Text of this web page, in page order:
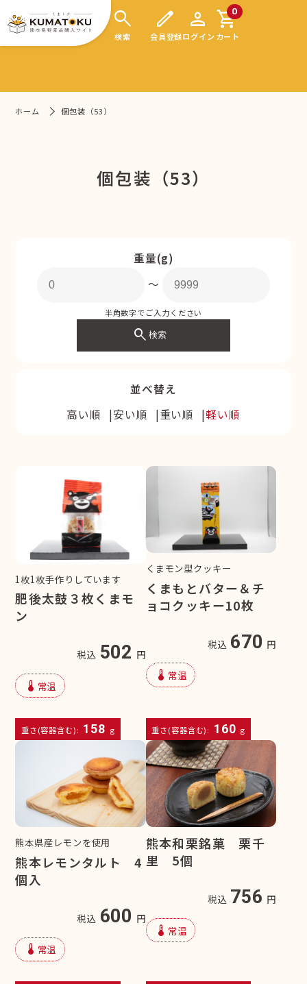
search
検索
edit
会員登録
person
ログイン
0
shopping_cart
カート
ホーム 個包装（53）
個包装（53）
重量(g)
〜
半角数字でご入力ください
search検索
並べ替え
高い順
安い順 重い順 軽い順
1枚1枚手作りしています
肥後太鼓３枚くまモ
ン
税込 502 円
device_thermostat 常温
重さ(容器含む): 158 g
くまモン型クッキー
くまもとバター＆チ
ョコクッキー10枚
税込 670 円
device_thermostat 常温
重さ(容器含む): 160 g
熊本県産レモンを使用
熊本レモンタルト 4
個入
税込 600 円
device_thermostat 常温
熊本和栗銘菓 栗千
里 5個
税込 756 円
device_thermostat 常温